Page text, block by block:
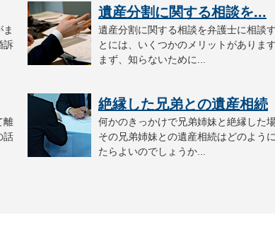
訴
遺産分割に関する相談を...
遺産分割に関する相談を弁護士に相談
とには、いくつかのメリットがあります
まず、知らないために...
離
話
絶縁した兄弟との遺産相続
何かのきっかけで兄弟姉妹と絶縁した場
その兄弟姉妹との遺産相続はどのよう
たらよいのでしょうか...